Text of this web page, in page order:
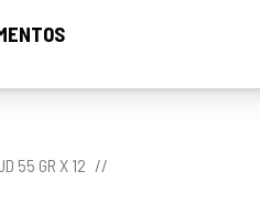
COMPLEMENTOS
55 GR X 12